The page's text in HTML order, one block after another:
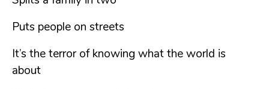
Puts people on streets
It’s the terror of knowing what the world is
about